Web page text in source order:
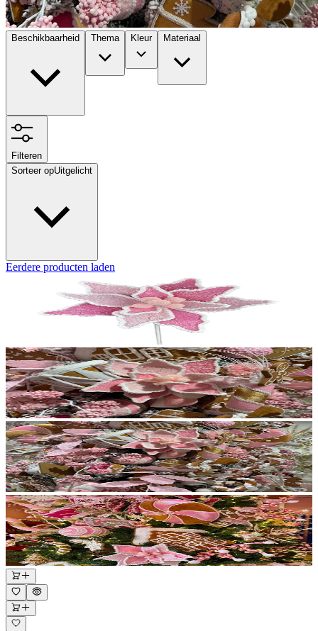
Beschikbaarheid Thema Kleur Materiaal
Filteren
Sorteer opUitgelicht
Eerdere producten laden